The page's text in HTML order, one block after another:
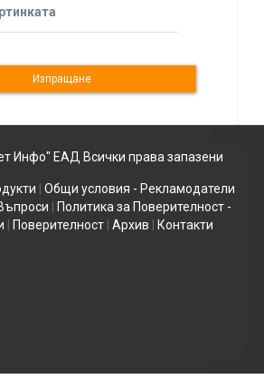
Инфо" ЕАД Всички права запазени
Общи условия - Рекламодатели
Политика за Поверителност -
Поверителност Архив Контакти